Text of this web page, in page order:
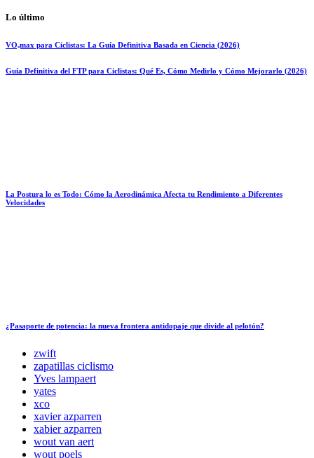
Lo último
VO₂max para Ciclistas: La Guía Definitiva Basada en Ciencia (2026)
Guía Definitiva del FTP para Ciclistas: Qué Es, Cómo Medirlo y Cómo Mejorarlo (2026)
La Postura lo es Todo: Cómo la Aerodinámica Afecta tu Rendimiento a Diferentes
Velocidades
¿Pasaporte de potencia: la nueva frontera antidopaje que divide al pelotón?
zwift
zapatillas ciclismo
Yves lampaert
yates
xco
xavier azparren
xabier azparren
wout van aert
wout poels